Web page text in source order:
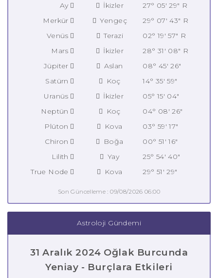
Ay
İkizler
27° 05' 29" R
Merkür
Yengeç
29° 07' 43" R
Venüs
Terazi
02° 19' 57" R
Mars
İkizler
28° 31' 08" R
Jüpiter
Aslan
08° 45' 26"
Satürn
Koç
14° 35' 59"
Uranüs
İkizler
05° 15' 04"
Neptün
Koç
04° 08' 26"
Plüton
Kova
03° 59' 17"
Chiron
Boğa
00° 51' 16"
Lilith
Yay
25° 54' 40"
True Node
Kova 29° 51' 29"
Son Güncelleme : 09/08/2026 06:00
Astroloji Gündemi
31 Aralık 2024 Oğlak Burcunda
Yeniay - Burçlara Etkileri